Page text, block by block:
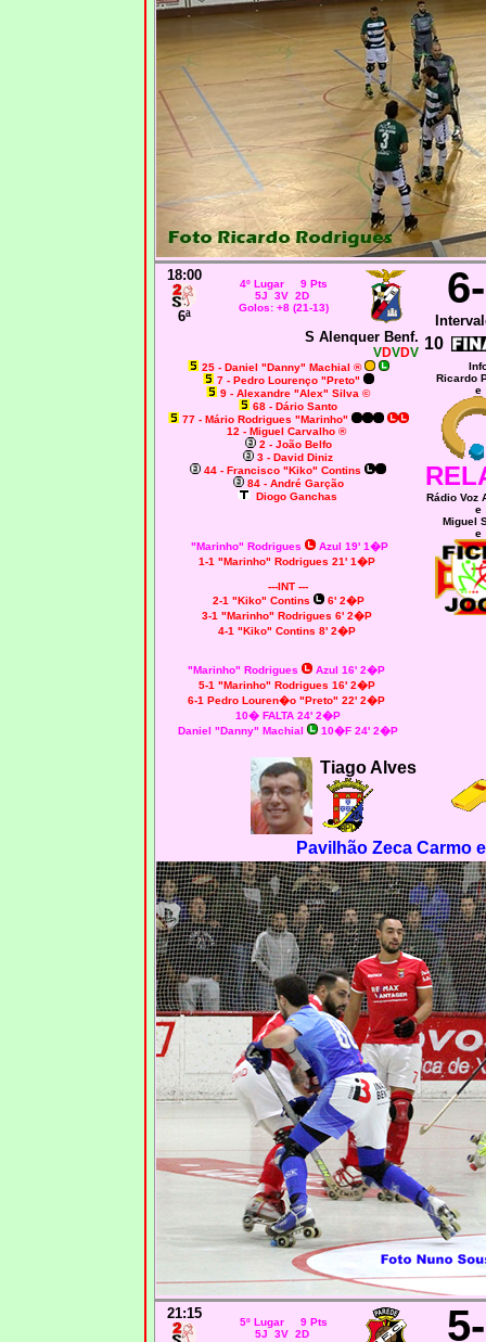
18:00
6ª
4º Lugar 9 Pts
5J 3V 2D
Golos: +8 (21-13)
S Alenquer Benf.
VDVDV 10
25 - Daniel "Danny" Machial ®
7 - Pedro Lourenço "Preto"
9 - Alexandre "Alex" Silva ©
68 - Dário Santo
77 - Mário Rodrigues "Marinho"
12 - Miguel Carvalho ®
2 - João Belfo
3 - David Diniz
44 - Francisco "Kiko" Contins
84 - André Garção
Diogo Ganchas
"Marinho" Rodrigues
Azul 19' 1�P
1-1 "Marinho" Rodrigues 21' 1�P
---INT ---
2-1 "Kiko" Contins
6' 2�P
3-1 "Marinho" Rodrigues 6' 2�P
4-1 "Kiko" Contins 8' 2�P
"Marinho" Rodrigues
Azul 16' 2�P
5-1 "Marinho" Rodrigues 16' 2�P
6-1 Pedro Louren�o "Preto" 22' 2�P
10� FALTA 24' 2�P
Daniel "Danny" Machial
10�F 24' 2�P
Ricardo
e
Rádio Voz
e
Miguel
e
Tiago Alves
Pavilhão Zeca Carmo
21:15
5º Lugar 9 Pts
5J 3V 2D